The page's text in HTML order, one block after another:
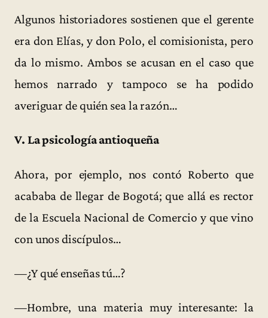
Algunos historiadores sostienen que el gerente
era don Elías, y don Polo, el comisionista, pero
da lo mismo. Ambos se acusan en el caso que
hemos narrado y tampoco se ha podido
averiguar de quién sea la razón…
V. La psicología antioqueña
Ahora, por ejemplo, nos contó Roberto que
acababa de llegar de Bogotá; que allá es rector
de la Escuela Nacional de Comercio y que vino
con unos discípulos…
—¿Y qué enseñas tú…?
—Hombre, una materia muy interesante: la